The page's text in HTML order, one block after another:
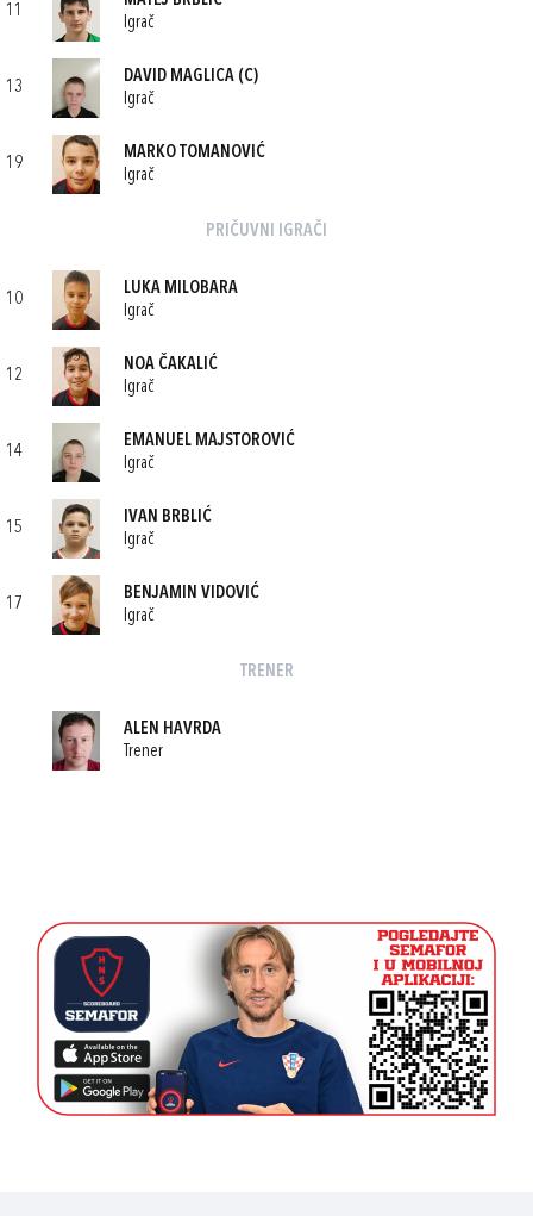
11
Igrač
13
DAVID MAGLICA (C)
Igrač
19
MARKO TOMANOVIĆ
Igrač
PRIČUVNI IGRAČI
10
LUKA MILOBARA
Igrač
12
NOA ČAKALIĆ
Igrač
14
EMANUEL MAJSTOROVIĆ
Igrač
15
IVAN BRBLIĆ
Igrač
17
BENJAMIN VIDOVIĆ
Igrač
TRENER
ALEN HAVRDA
Trener